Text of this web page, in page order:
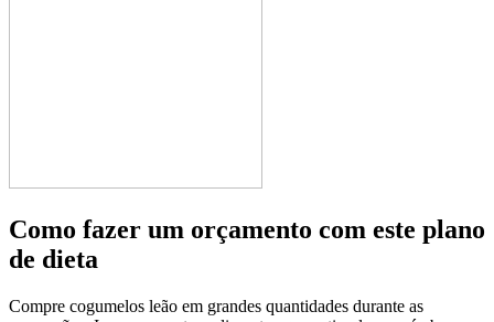
Como fazer um orçamento com este plano
de dieta
Compre cogumelos leão em grandes quantidades durante as